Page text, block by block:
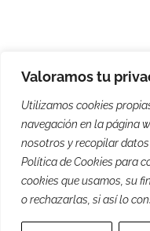
Valoramos tu
Utilizamos cookies
navegación en la página
nosotros y recopilar
Política de Cookies para
cookies que usamos, su
o rechazarlas, si así lo